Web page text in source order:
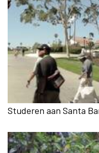
Studeren aan Santa